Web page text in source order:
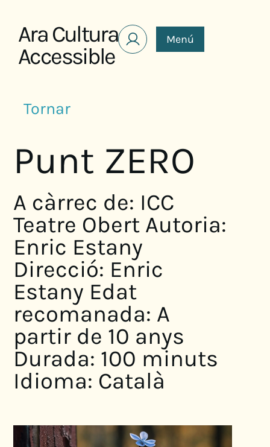
Ara Cultura
Accessible
Menú
Tornar
Punt ZERO
A càrrec de: ICC
Teatre Obert Autoria:
Enric Estany
Direcció: Enric
Estany Edat
recomanada: A
partir de 10 anys
Durada: 100 minuts
Idioma: Català